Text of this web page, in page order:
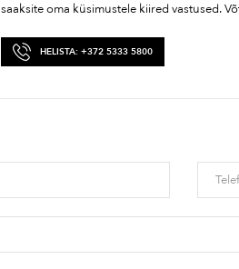
saaksite oma küsimustele kiired vastused.
HELISTA: +372 5333 5800